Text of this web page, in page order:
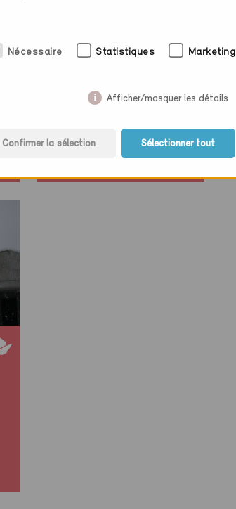
Minergie-P
Lausen 4415
Rénovation, Habitat
individuel
Nécessaire Statistiques Marketing
Afficher/masquer les détails
Confirmer la sélection Sélectionner tout